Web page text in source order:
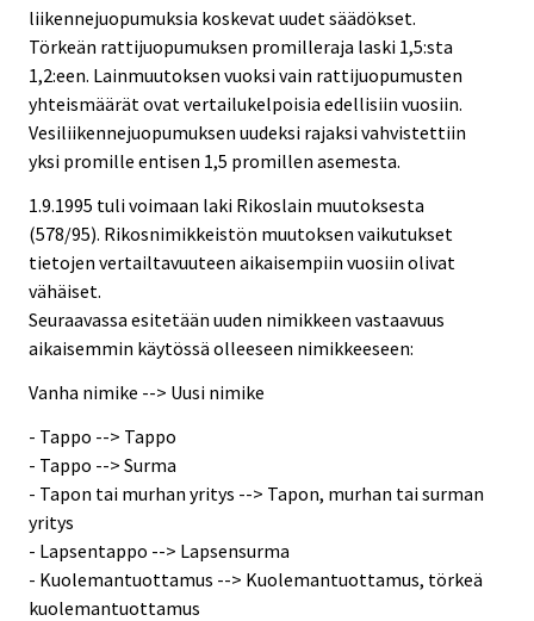
liikennejuopumuksia koskevat uudet säädökset.
Törkeän rattijuopumuksen promilleraja laski 1,5:sta
1,2:een. Lainmuutoksen vuoksi vain rattijuopumusten
yhteismäärät ovat vertailukelpoisia edellisiin vuosiin.
Vesiliikennejuopumuksen uudeksi rajaksi vahvistettiin
yksi promille entisen 1,5 promillen asemesta.
1.9.1995 tuli voimaan laki Rikoslain muutoksesta
(578/95). Rikosnimikkeistön muutoksen vaikutukset
tietojen vertailtavuuteen aikaisempiin vuosiin olivat
vähäiset.
Seuraavassa esitetään uuden nimikkeen vastaavuus
aikaisemmin käytössä olleeseen nimikkeeseen:
Vanha nimike --> Uusi nimike
- Tappo --> Tappo
- Tappo --> Surma
- Tapon tai murhan yritys --> Tapon, murhan tai surman
yritys
- Lapsentappo --> Lapsensurma
- Kuolemantuottamus --> Kuolemantuottamus, törkeä
kuolemantuottamus